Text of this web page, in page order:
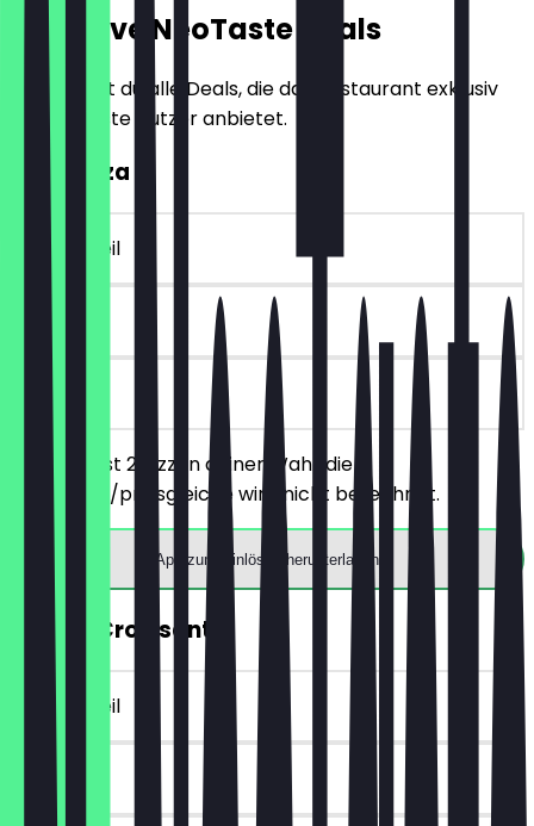
Exklusive NeoTaste Deals
Hier findest du alle Deals, die das Restaurant exklusiv
für NeoTaste Nutzer anbietet.
2für1 Pizza
~€ 3 Vorteil
30 Tage
vor Ort
Du bestellst 2 Pizzen deiner Wahl, die
günstigere/preisgleiche wird nicht berechnet.
App zum Einlösen herunterladen
GRATIS Croissant
~€ 2 Vorteil
30 Tage